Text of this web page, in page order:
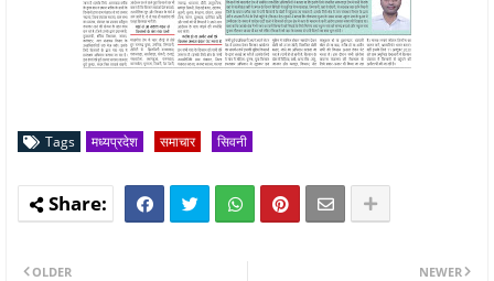
Tags मध्यप्रदेश समाचार सिवनी
NEWER
OLDER